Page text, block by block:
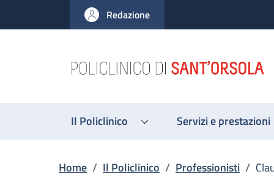
al contenuto principale
to footer content
Redazione
Il Policlinico Servizi e prestazioni
Briciole di pane
Home / Il Policlinico / Professionisti /